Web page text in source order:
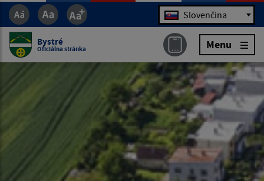
Jazyk Slovenčina
Bystré
Oficiálna stránka Menu